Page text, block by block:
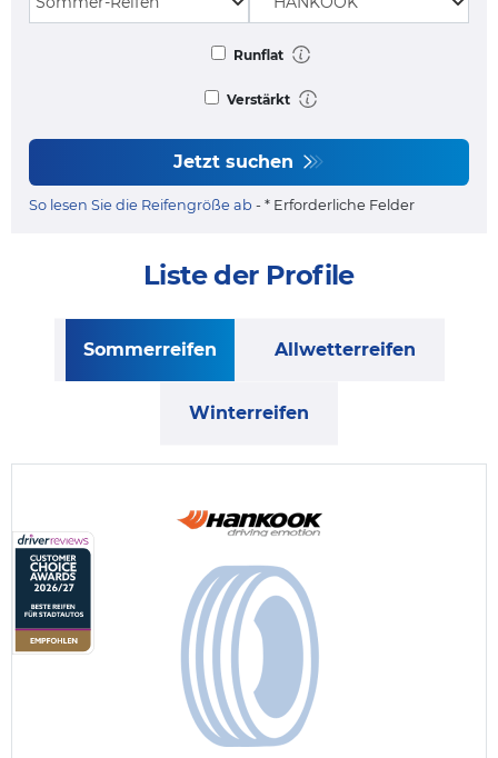
Runflat
Verstärkt
Jetzt suchen
So lesen Sie die Reifengröße ab - * Erforderliche Felder
Liste der Profile
Sommerreifen Allwetterreifen
Winterreifen